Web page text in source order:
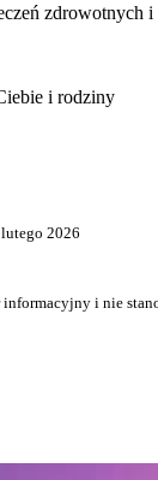
zdrowotnych
i rodziny
2026
informacyjny i nie